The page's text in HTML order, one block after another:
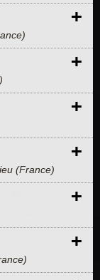
+
+
+
(France) +
+
+